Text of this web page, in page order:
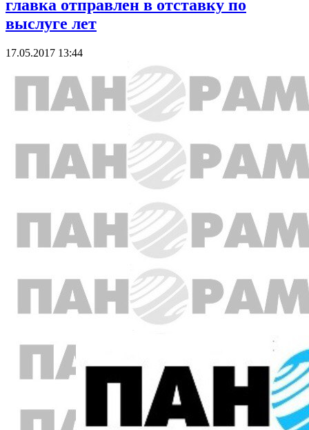
главка отправлен в отставку по
выслуге лет
17.05.2017 13:44